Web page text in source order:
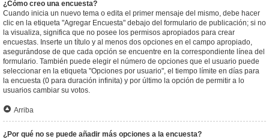
¿Cómo creo una encuesta?
Cuando inicia un nuevo tema o edita el primer mensaje del mismo, debe hacer
clic en la etiqueta "Agregar Encuesta" debajo del formulario de publicación; si no
la visualiza, significa que no posee los permisos apropiados para crear
encuestas. Inserte un título y al menos dos opciones en el campo apropiado,
asegurándose de que cada opción se encuentre en la correspondiente línea del
formulario. También puede elegir el número de opciones que el usuario puede
seleccionar en la etiqueta "Opciones por usuario", el tiempo límite en días para
la encuesta (0 para duración infinita) y por último la opción de permitir a lo
usuarios cambiar su votos.
Arriba
¿Por qué no se puede añadir más opciones a la encuesta?